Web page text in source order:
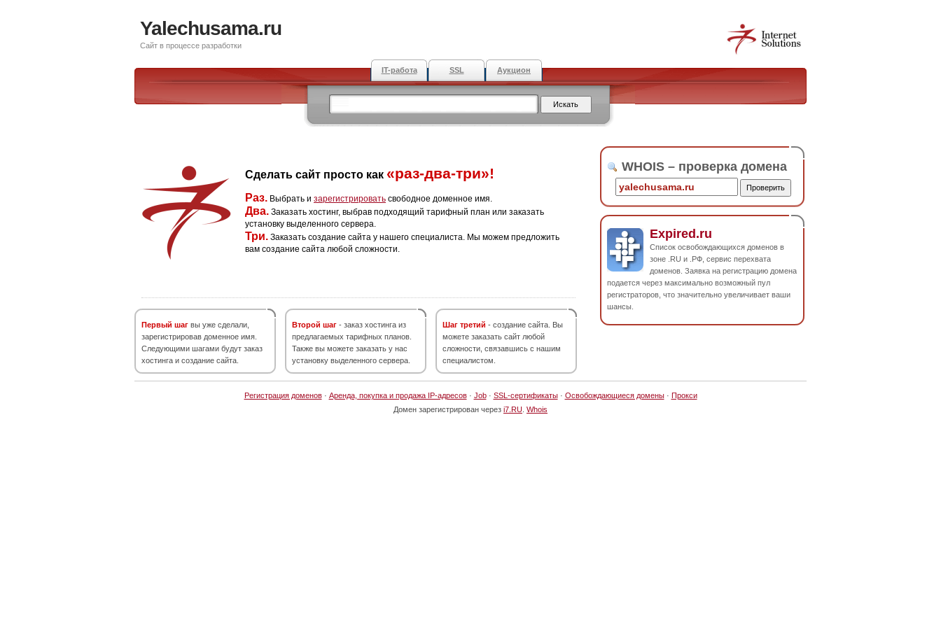
Yalechusama.ru
Сайт в процессе разработки
IT-работа SSL Аукцион
Сделать сайт просто как «раз-два-три»!
Раз. Выбрать и зарегистрировать свободное доменное имя.
Два. Заказать хостинг, выбрав подходящий тарифный план или заказать
установку выделенного сервера.
Три. Заказать создание сайта у нашего специалиста. Мы можем предложить
вам создание сайта любой сложности.
Первый шаг вы уже сделали,
зарегистрировав доменное имя.
Следующими шагами будут заказ
хостинга и создание сайта.
Второй шаг - заказ хостинга из
предлагаемых тарифных планов.
Также вы можете заказать у нас
установку выделенного сервера.
Шаг третий - создание сайта. Вы
можете заказать сайт любой
сложности, связавшись с нашим
специалистом.
WHOIS – проверка домена
Expired.ru
Список освобождающихся доменов в
зоне .RU и .РФ, сервис перехвата
доменов. Заявка на регистрацию домена
подается через максимально возможный пул
регистраторов, что значительно увеличивает ваши
шансы.
Регистрация доменов· Аренда, покупка и продажа IP-адресов· Job· SSL-сертификаты· Освобождающиеся домены· Прокси
Домен зарегистрирован через i7.RU Whois